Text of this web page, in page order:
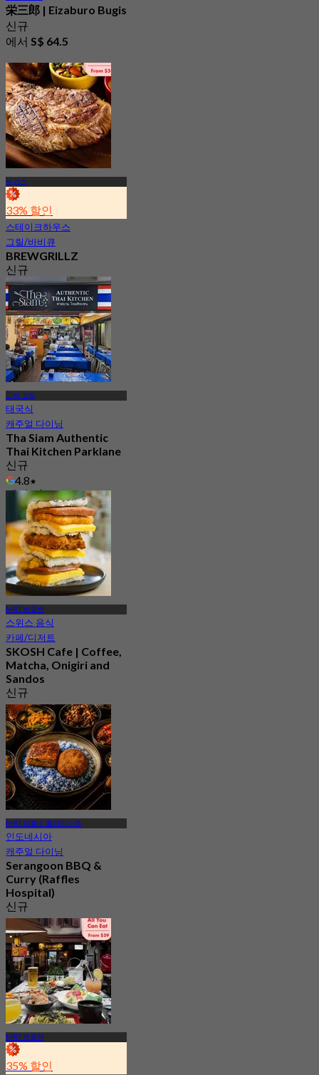
栄三郎 | Eizaburo Bugis
신규
에서 S$ 64.5
부기스
33% 할인
스테이크하우스
그릴/바비큐
BREWGRILLZ
신규
4.7
에서S$ 31.25
도비 고트
태국식
캐주얼 다이닝
Tha Siam Authentic
Thai Kitchen Parklane
신규
4.8
에서S$ 19.5
MRT 벤쿨렌
스위스 음식
카페/디저트
SKOSH Cafe | Coffee,
Matcha, Onigiri and
Sandos
신규
4.5
에서S$ 22.5
MRT 래플스 플레이스역
인도네시아
캐주얼 다이닝
Serangoon BBQ &
Curry (Raffles
Hospital)
신규
4.7
에서S$ 16.33
MRT 벤쿨렌
35% 할인